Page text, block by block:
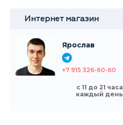
Интернет магазин
Ярослав
+7 915 326-60-60
с 11 до 21 часа
каждый день